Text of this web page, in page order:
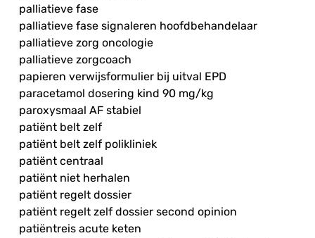
palliatieve fase
palliatieve fase signaleren hoofdbehandelaar
palliatieve zorg oncologie
palliatieve zorgcoach
papieren verwijsformulier bij uitval EPD
paracetamol dosering kind 90 mg/kg
paroxysmaal AF stabiel
patiënt belt zelf
patiënt belt zelf polikliniek
patiënt centraal
patiënt niet herhalen
patiënt regelt dossier
patiënt regelt zelf dossier second opinion
patiëntreis acute keten